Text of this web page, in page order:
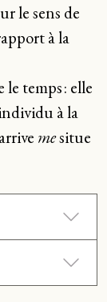
le sens de
à la
temps : elle
à la
mesitue